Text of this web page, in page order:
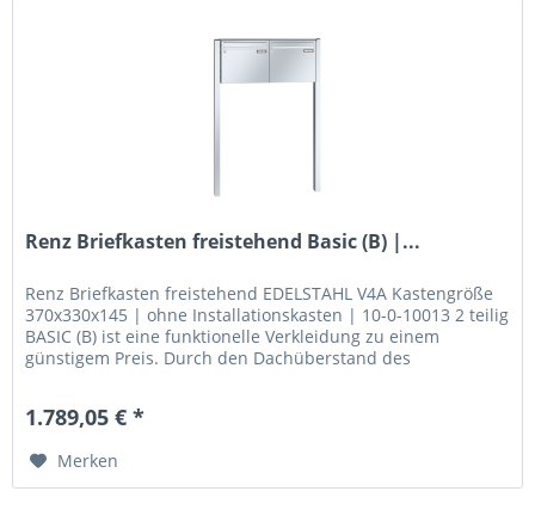
Renz Briefkasten freistehend Basic (B) |...
Renz Briefkasten freistehend EDELSTAHL V4A Kastengröße
370x330x145 | ohne Installationskasten | 10-0-10013 2 teilig
BASIC (B) ist eine funktionelle Verkleidung zu einem
günstigem Preis. Durch den Dachüberstand des
1.789,05 € *
Merken